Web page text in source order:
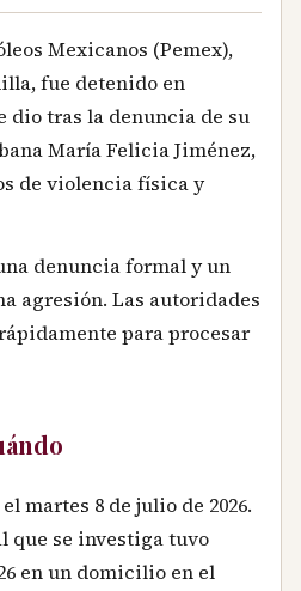
Mexicanos (Pemex),
fue detenido en
dio tras la denuncia de su
María Felicia Jiménez,
de violencia física y
denuncia formal y un
agresión. Las autoridades
para procesar
martes 8 de julio de 2026.
se investiga tuvo
en un domicilio en el